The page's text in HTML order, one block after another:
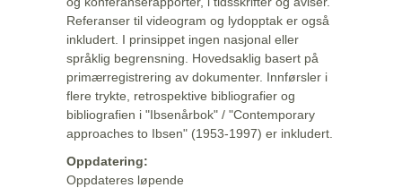
Referanser til videogram og lydopptak er også
inkludert. I prinsippet ingen nasjonal eller
språklig begrensning. Hovedsaklig basert på
primærregistrering av dokumenter. Innførsler i
flere trykte, retrospektive bibliografier og
bibliografien i "Ibsenårbok" / "Contemporary
approaches to Ibsen" (1953-1997) er inkludert.
Oppdatering:
Oppdateres løpende